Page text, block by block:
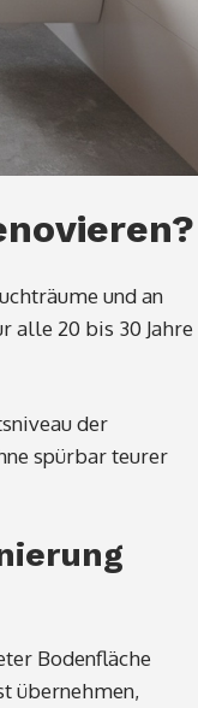
und an
alle 20 bis 30 Jahre
der
spürbar teurer
Bodenfläche
übernehmen,